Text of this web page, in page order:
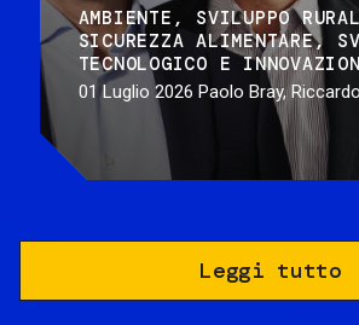
AMBIENTE
SVILUPPO
SICUREZZA ALIMENTARE
TECNOLOGICO E
01 Luglio 2026 Paolo Bray,
Leggi tutto